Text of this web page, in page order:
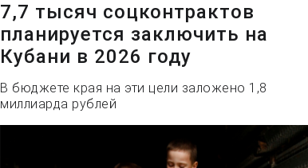
7,7 тысяч соцконтрактов
планируется заключить на
Кубани в 2026 году
В бюджете края на эти цели заложено 1,8
миллиарда рублей